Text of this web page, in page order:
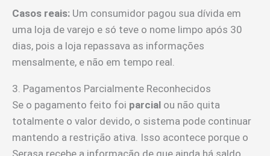
Casos reais: Um consumidor pagou sua dívida em
uma loja de varejo e só teve o nome limpo após 30
dias, pois a loja repassava as informações
mensalmente, e não em tempo real.
3. Pagamentos Parcialmente Reconhecidos
Se o pagamento feito foi parcial ou não quita
totalmente o valor devido, o sistema pode continuar
mantendo a restrição ativa. Isso acontece porque o
Serasa recebe a informação de que ainda há saldo